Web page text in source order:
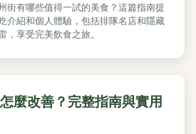
街有哪些值得一試的美食？這篇指南提
介紹和個人體驗，包括排隊名店和隱藏
，享受完美飲食之旅。
麼改善？完整指南與實用